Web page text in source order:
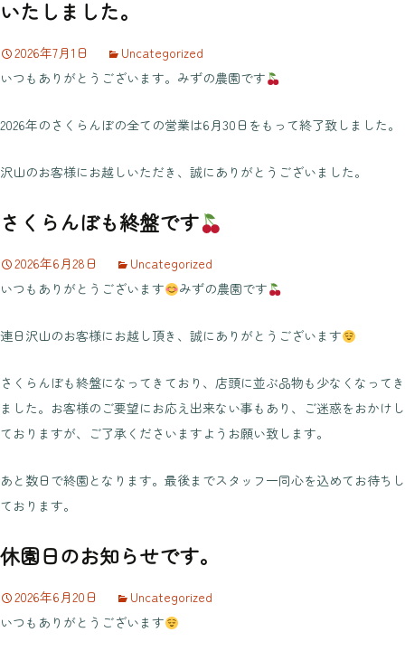
いたしました。
2026年7月1日
Uncategorized
いつもありがとうございます。みずの農園です
2026年のさくらんぼの全ての営業は6月30日をもって終了致しました。
沢山のお客様にお越しいただき、誠にありがとうございました。
さくらんぼも終盤です
2026年6月28日
Uncategorized
いつもありがとうございます
みずの農園です
連日沢山のお客様にお越し頂き、誠にありがとうございます
さくらんぼも終盤になってきており、店頭に並ぶ品物も少なくなってき
ました。お客様のご要望にお応え出来ない事もあり、ご迷惑をおかけし
ておりますが、ご了承くださいますようお願い致します。
あと数日で終園となります。最後までスタッフ一同心を込めてお待ちし
ております。
休園日のお知らせです。
2026年6月20日
Uncategorized
いつもありがとうございます